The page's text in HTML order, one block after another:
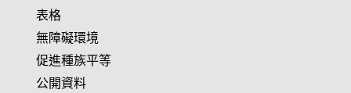
表格
無障礙環境
促進種族平等
公開資料